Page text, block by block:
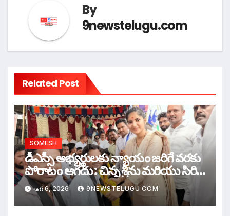
By
9newstelugu.com
Related Post
SOMESH
డీఎస్సీ అభ్యర్థులకు న్యాయం జరిగే వరకు
పోరాటం ఆగదు : చిన్న శ్రీను మరియు సిరి
సహస్ర
ఆగ 6, 2026 9NEWSTELUGU.COM